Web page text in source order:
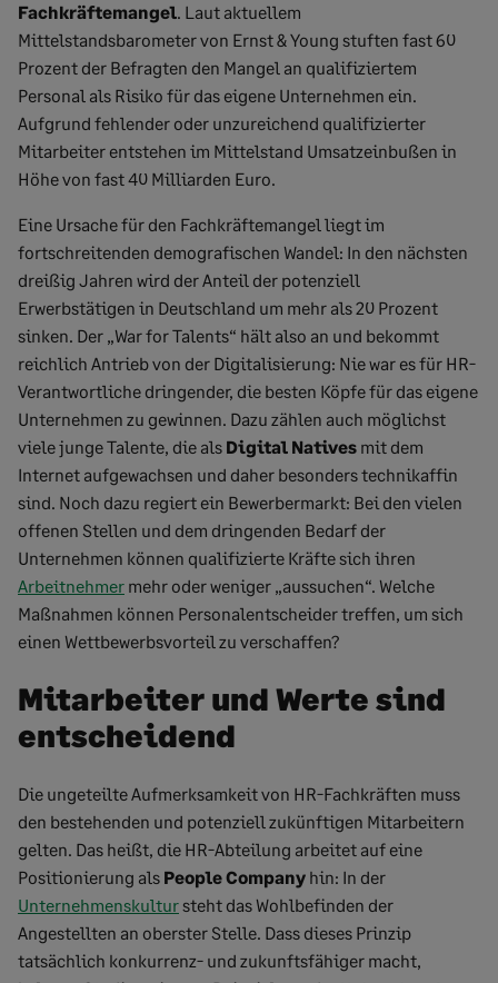
Fachkräftemangel. Laut aktuellem
Mittelstandsbarometer von Ernst & Young stuften fast 60
Prozent der Befragten den Mangel an qualifiziertem
Personal als Risiko für das eigene Unternehmen ein.
Aufgrund fehlender oder unzureichend qualifizierter
Mitarbeiter entstehen im Mittelstand Umsatzeinbußen in
Höhe von fast 40 Milliarden Euro.
Eine Ursache für den Fachkräftemangel liegt im
fortschreitenden demografischen Wandel: In den nächsten
dreißig Jahren wird der Anteil der potenziell
Erwerbstätigen in Deutschland um mehr als 20 Prozent
sinken. Der „War for Talents“ hält also an und bekommt
reichlich Antrieb von der Digitalisierung: Nie war es für HR-
Verantwortliche dringender, die besten Köpfe für das eigene
Unternehmen zu gewinnen. Dazu zählen auch möglichst
viele junge Talente, die als Digital Natives mit dem
Internet aufgewachsen und daher besonders technikaffin
sind. Noch dazu regiert ein Bewerbermarkt: Bei den vielen
offenen Stellen und dem dringenden Bedarf der
Unternehmen können qualifizierte Kräfte sich ihren
Arbeitnehmer mehr oder weniger „aussuchen“. Welche
Maßnahmen können Personalentscheider treffen, um sich
einen Wettbewerbsvorteil zu verschaffen?
Mitarbeiter und Werte sind
entscheidend
Die ungeteilte Aufmerksamkeit von HR-Fachkräften muss
den bestehenden und potenziell zukünftigen Mitarbeitern
gelten. Das heißt, die HR-Abteilung arbeitet auf eine
Positionierung als People Company hin: In der
Unternehmenskultursteht das Wohlbefinden der
Angestellten an oberster Stelle. Dass dieses Prinzip
tatsächlich konkurrenz- und zukunftsfähiger macht,